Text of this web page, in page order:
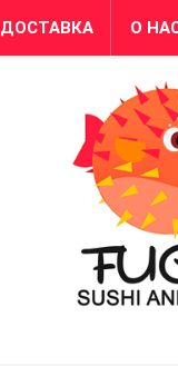
ДОСТАВКА О